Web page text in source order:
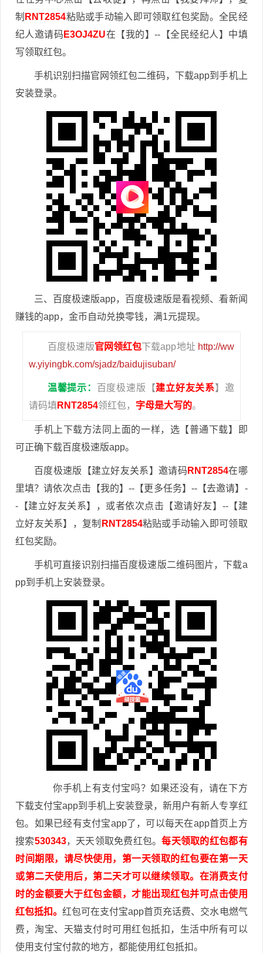
制 RNT2854粘贴或手动输入即可领取红包奖励。全民经
纪人邀请码 E3OJ4ZU在【我的】--【全民经纪人】中填
写领取红包。
手机识别扫描官网领红包二维码，下载app到手机上
安装登录。
三、百度极速版app，百度极速版是看视频、看新闻
赚钱的app，金币自动兑换零钱，满1元提现。
百度极速版官网领红包下载app地址 http://ww
w.yiyingbk.com/sjadz/baidujisuban/
温馨提示： 百度极速版【建立好友关系】邀
请码填RNT2854领红包， 字母是大写的。
手机上下载方法同上面的一样，选【普通下载】即
可正确下载百度极速版app。
百度极速版【建立好友关系】邀请码 RNT2854在哪
里填？请依次点击【我的】--【更多任务】--【去邀请】-
-【建立好友关系】，或者依次点击【邀请好友】--【建
立好友关系】，复制 RNT2854粘贴或手动输入即可领取
红包奖励。
手机可直接识别扫描百度极速版二维码图片，下载a
pp到手机上安装登录。
你手机上有支付宝吗？如果还没有，请在下方
下载支付宝app到手机上安装登录，新用户有新人专享红
包。如果已经有支付宝app了，可以每天在app首页上方
搜索530343，天天领取免费红包。每天领取的红包都有
时间期限，请尽快使用，第一天领取的红包要在第一天
或第二天使用后，第二天才可以继续领取。 在消费支付
时的金额要大于红包金额，才能出现红包并可点击使用
红包抵扣。红包可在支付宝app首页充话费、交水电燃气
费，淘宝、天猫支付时可用红包抵扣，生活中所有可以
使用支付宝付款的地方，都能使用红包抵扣。